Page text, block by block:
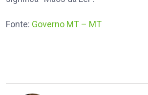
Fonte: Governo MT – MT